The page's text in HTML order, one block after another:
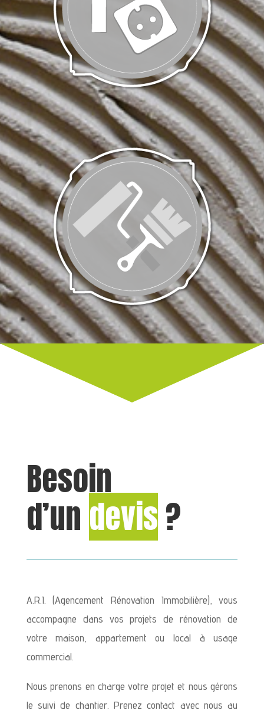
Electricité | Plomberie
Peinture | Tapisserie
Besoin
d’un devis?
A.R.I. (Agencement Rénovation Immobilière), vous
accompagne dans vos projets de rénovation de
votre maison, appartement ou local à usage
commercial.
Nous prenons en charge votre projet et nous gérons
le suivi de chantier. Prenez contact avec nous au